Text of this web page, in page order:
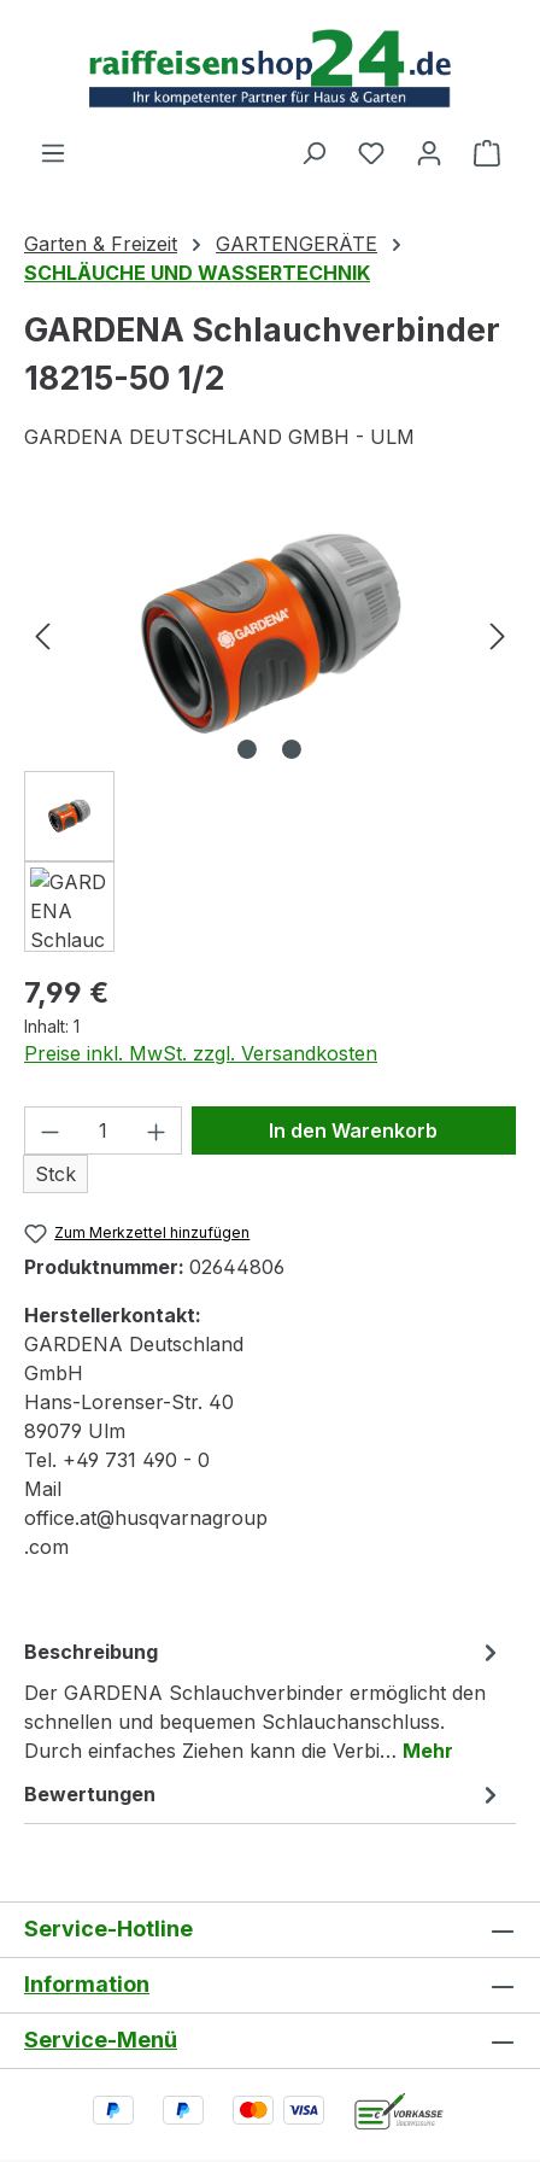
Garten & Freizeit
GARTENGERÄTE
SCHLÄUCHE UND WASSERTECHNIK
GARDENA Schlauchverbinder
18215-50 1/2
GARDENA DEUTSCHLAND GMBH - ULM
Regulärer Preis:
7,99 €
Inhalt: 1
Preise inkl. MwSt. zzgl. Versandkosten
Produkt Anzahl: Gib den
Stck
In den Warenkorb
Zum Merkzettel hinzufügen
Produktnummer: 02644806
Herstellerkontakt:
GARDENA Deutschland
GmbH
Hans-Lorenser-Str. 40
89079 Ulm
Tel. +49 731 490 - 0
Mail
office.at@husqvarnagroup
.com
Beschreibung
Der GARDENA Schlauchverbinder ermöglicht den
schnellen und bequemen Schlauchanschluss.
Durch einfaches Ziehen kann die Verbi… Mehr
Bewertungen
Service-Hotline
Information
Service-Menü